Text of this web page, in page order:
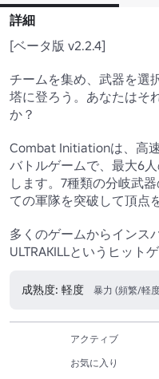
詳細
[ベータ版 v2.2.4]
チームを集め、武器を選
塔に登ろう。あなたはそ
か？
Combat Initiationは、高
バトルゲームで、最大6
します。7種類の分岐武
ての軍隊を突破して頂点
多くのゲームからインス
ULTRAKILLというヒット
成熟度: 軽度 暴力 (頻繁/軽
アクティブ
お気に入り